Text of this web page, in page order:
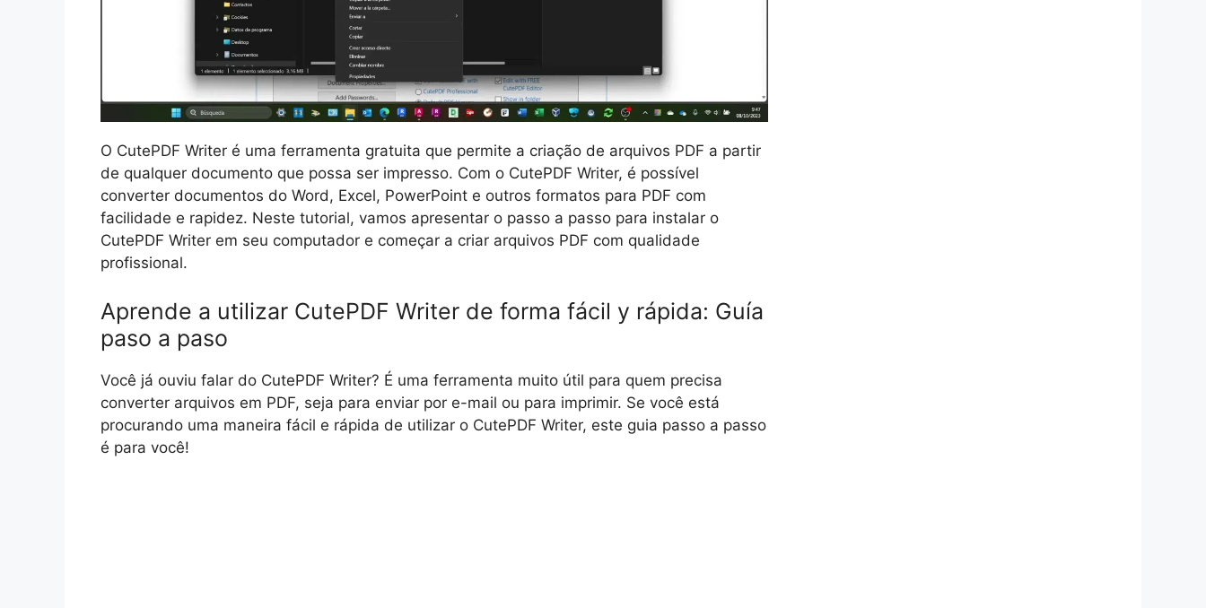
O CutePDF Writer é uma ferramenta gratuita que permite a criação de arquivos PDF a partir
de qualquer documento que possa ser impresso. Com o CutePDF Writer, é possível
converter documentos do Word, Excel, PowerPoint e outros formatos para PDF com
facilidade e rapidez. Neste tutorial, vamos apresentar o passo a passo para instalar o
CutePDF Writer em seu computador e começar a criar arquivos PDF com qualidade
profissional.
Aprende a utilizar CutePDF Writer de forma fácil y rápida: Guía
paso a paso
Você já ouviu falar do CutePDF Writer? É uma ferramenta muito útil para quem precisa
converter arquivos em PDF, seja para enviar por e-mail ou para imprimir. Se você está
procurando uma maneira fácil e rápida de utilizar o CutePDF Writer, este guia passo a passo
é para você!